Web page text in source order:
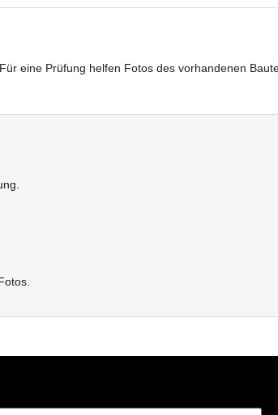
eine Prüfung helfen Fotos des vorhandenen